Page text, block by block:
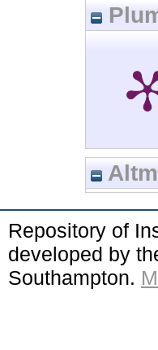
Repository of
developed by
Southampton.